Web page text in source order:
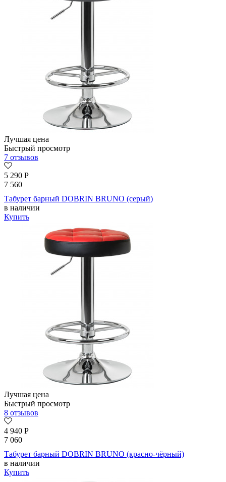
Лучшая цена
Быстрый просмотр
7 отзывов
5 290 Р
7 560
Табурет барный DOBRIN BRUNO (серый)
в наличии
Купить
Лучшая цена
Быстрый просмотр
8 отзывов
4 940 Р
7 060
Табурет барный DOBRIN BRUNO (красно-чёрный)
в наличии
Купить